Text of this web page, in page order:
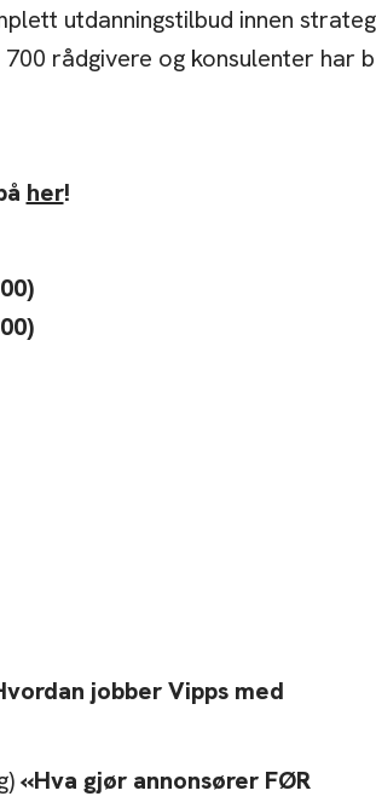
utdanningstilbud innen
rådgivere og konsulenter har
her!
jobber Vipps med
«Hva gjør annonsører FØR